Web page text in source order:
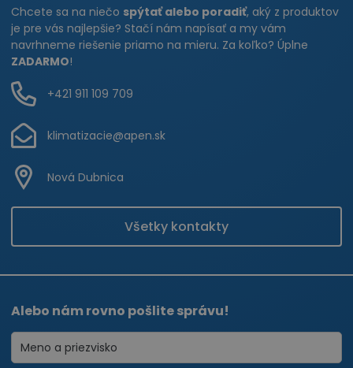
Chcete sa na niečo spýtať alebo poradiť, aký z produktov
je pre vás najlepšie? Stačí nám napísať a my vám
navrhneme riešenie priamo na mieru. Za koľko? Úplne
ZADARMO!
+421 911 109 709
klimatizacie@apen.sk
Nová Dubnica
Všetky kontakty
Alebo nám rovno pošlite správu!